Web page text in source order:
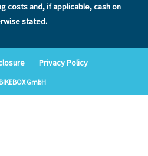
costsand, if applicable, cash on
stated.
Privacy Policy
GmbH